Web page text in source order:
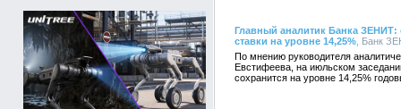
Главный аналитик Банка
ставки на уровне 14,25% , Банк
По мнению руководителя
Евстифеева, на июльском
сохранится на уровне 14,25%